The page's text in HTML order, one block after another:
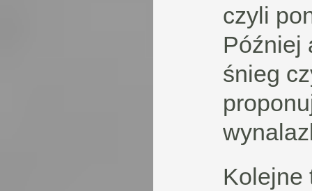
czyli
Później
śnieg
Kolejne